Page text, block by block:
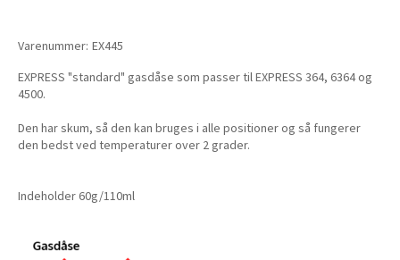
Varenummer: EX445
EXPRESS "standard" gasdåse som passer til EXPRESS 364, 6364 og
4500.
Den har skum, så den kan bruges i alle positioner og så fungerer
den bedst ved temperaturer over 2 grader.
Indeholder 60g/110ml